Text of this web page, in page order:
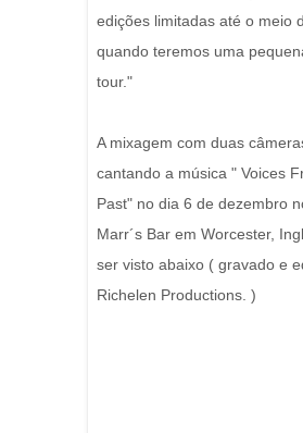
edições limitadas até o meio
quando teremos uma
tour."
A mixagem com duas
cantando a música " Voices
Past" no dia 6 de dezembro
Marr´s Bar em Worcester,
ser visto abaixo ( gravado e
Richelen Productions. )